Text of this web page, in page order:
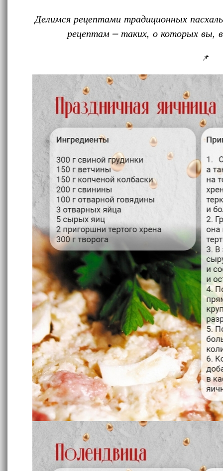
Делимся рецептами традиционных
рецептам – таких, о которых
📌